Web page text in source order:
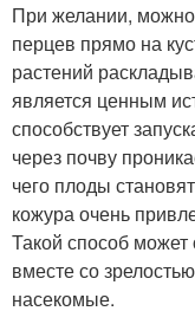
При желании,
перцев прямо на
растений
является ценным
способствует
через почву
чего плоды
кожура очень
Такой способ
вместе со
насекомые.